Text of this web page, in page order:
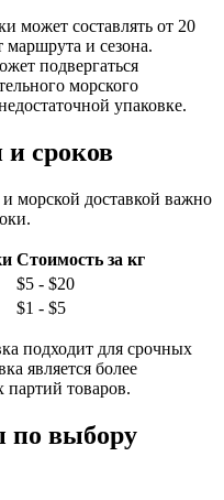
может составлять от 20
маршрута и сезона.
подвергаться
морского
упаковке.
и сроков
морской доставкой важно
Стоимость за кг
$5 - $20
$1 - $5
подходит для срочных
является более
товаров.
по выбору